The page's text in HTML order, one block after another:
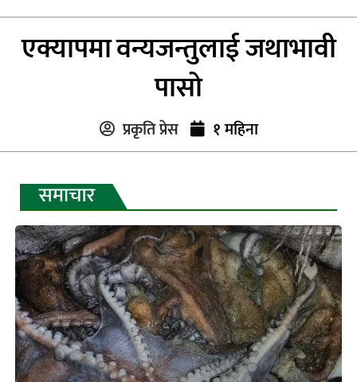
एक्यापमा वन्यजन्तुलाई जथाभावी
पासो
प्रकृति प्रेस १ महिना